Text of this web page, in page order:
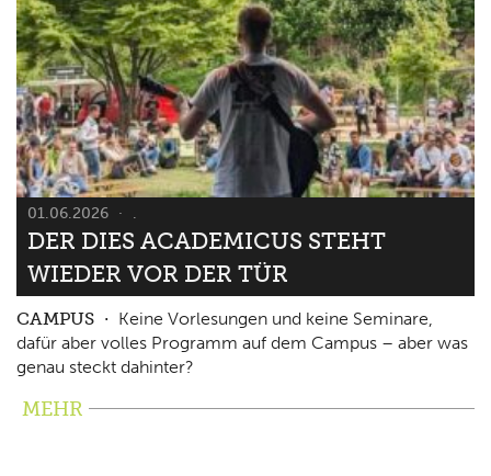
01.06.2026 .
DER DIES ACADEMICUS STEHT
WIEDER VOR DER TÜR
CAMPUS
Keine Vorlesungen und keine Seminare,
dafür aber volles Programm auf dem Campus – aber was
genau steckt dahinter?
MEHR